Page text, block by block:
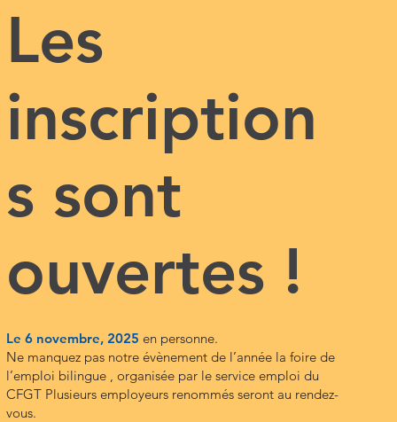
Les
inscription
s sont
ouvertes !
Le 6 novembre, 2025 en personne.
Ne manquez pas notre évènement de l’année la foire de
l’emploi bilingue , organisée par le service emploi du
CFGT Plusieurs employeurs renommés seront au rendez-
vous.